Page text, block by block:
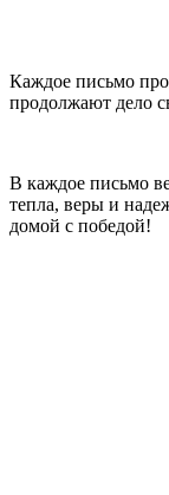
Каждое письмо
продолжают дело
В каждое письмо
тепла, веры и
домой с победой!